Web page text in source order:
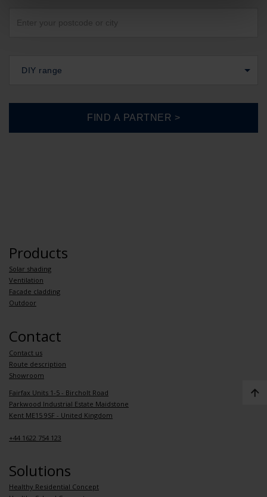
DIY range
Products
Solar shading
Ventilation
Facade cladding
Outdoor
Contact
Contact us
Route description
Showroom
Fairfax Units 1-5 - Bircholt Road
Parkwood Industrial Estate Maidstone
Kent ME15 9SF - United Kingdom
+44 1622 754 123
Solutions
Healthy Residential Concept